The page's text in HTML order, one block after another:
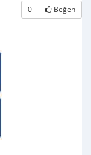
0 Beğen